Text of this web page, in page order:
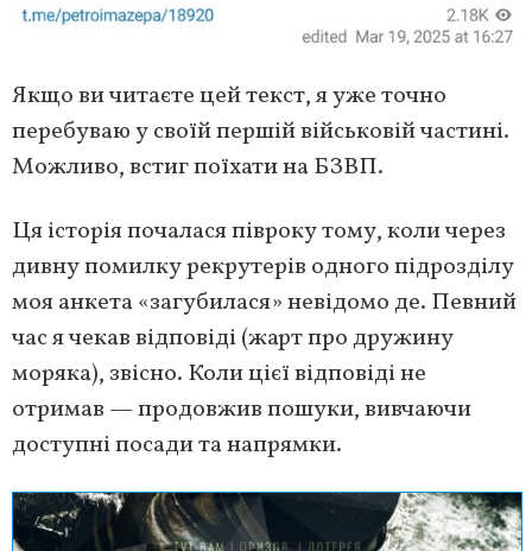
Якщо ви читаєте цей текст, я уже точно
перебуваю у своїй першій військовій частині.
Можливо, встиг поїхати на БЗВП.
Ця історія почалася півроку тому, коли через
дивну помилку рекрутерів одного підрозділу
моя анкета «загубилася» невідомо де. Певний
час я чекав відповіді (жарт про дружину
моряка), звісно. Коли цієї відповіді не
отримав — продовжив пошуки, вивчаючи
доступні посади та напрямки.